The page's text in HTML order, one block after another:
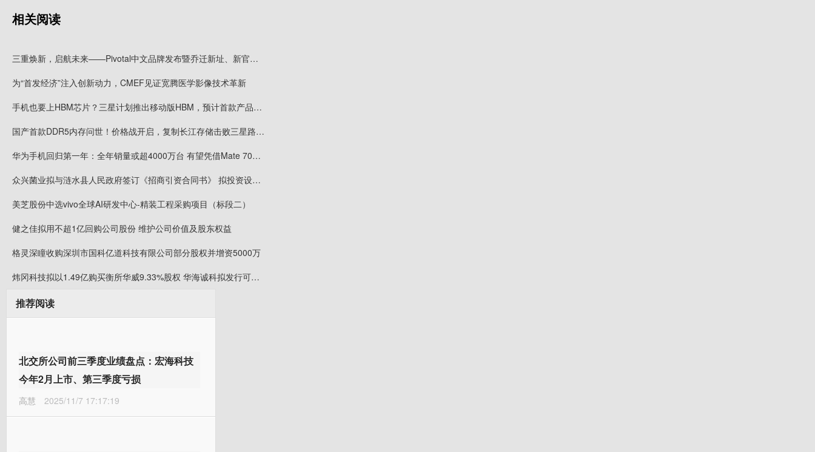
相关阅读
三重焕新，启航未来——Pivotal中文品牌发布暨乔迁新址、新官网上线
为“首发经济”注入创新动力，CMEF见证宽腾医学影像技术革新
手机也要上HBM芯片？三星计划推出移动版HBM，预计首款产品2028年上市
国产首款DDR5内存问世！价格战开启，复制长江存储击败三星路径！
华为手机回归第一年：全年销量或超4000万台 有望凭借Mate 70在高端市场击败苹果
众兴菌业拟与涟水县人民政府签订《招商引资合同书》 拟投资设立涟水食用菌产业园项目
美芝股份中选vivo全球AI研发中心-精装工程采购项目（标段二）
健之佳拟用不超1亿回购公司股份 维护公司价值及股东权益
格灵深瞳收购深圳市国科亿道科技有限公司部分股权并增资5000万
炜冈科技拟以1.49亿购买衡所华威9.33%股权 华海诚科拟发行可转债收购炜冈科技所持衡所华威股权
推荐阅读
北交所公司前三季度业绩盘点：宏海科技
今年2月上市、第三季度亏损
高慧 2025/11/7 17:17:19